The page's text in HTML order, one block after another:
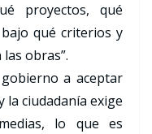
proyectos, qué
qué criterios y
obras”.
a aceptar
ciudadanía exige
lo que es